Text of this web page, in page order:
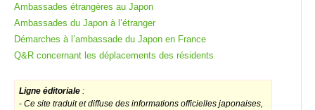
Ambassades étrangères au Japon
Ambassades du Japon à l’étranger
Démarches à l’ambassade du Japon en France
Q&R concernant les déplacements des résidents
Ligne éditoriale :
- Ce site traduit et diffuse des informations officielles japonaises,